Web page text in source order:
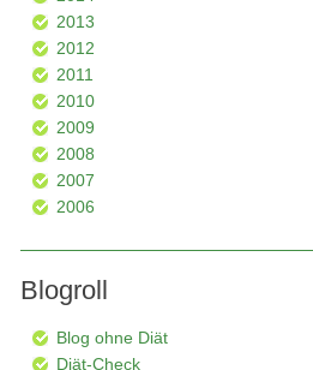
2013
2012
2011
2010
2009
2008
2007
2006
Blogroll
Blog ohne Diät
Diät-Check